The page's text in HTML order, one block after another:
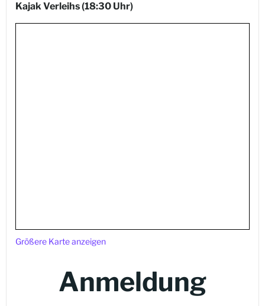
Kajak Verleihs(18:30 Uhr)
Größere Karte anzeigen
Anmeldung